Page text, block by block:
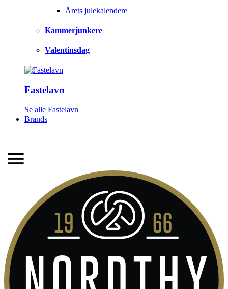
Årets julekalendere
Kammerjunkere
Valentinsdag
Fastelavn
Se alle Fastelavn
Brands
LEVERINGSTID 1-3 HVERDAGE